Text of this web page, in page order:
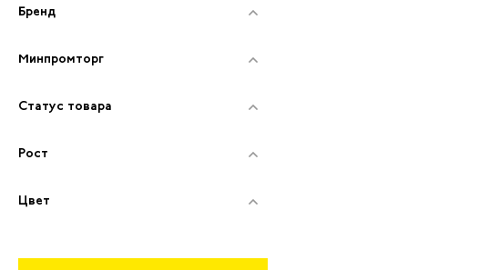
Бренд
Минпромторг
Статус товара
Рост
Цвет